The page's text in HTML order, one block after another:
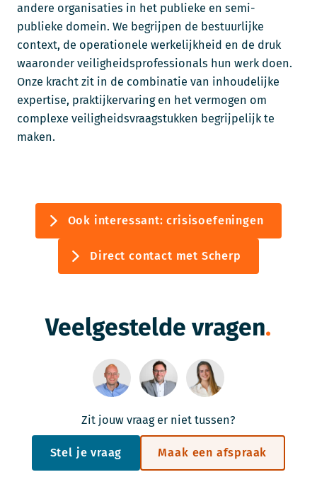
andere organisaties in het publieke en semi-
publieke domein. We begrijpen de bestuurlijke
context, de operationele werkelijkheid en de druk
waaronder veiligheidsprofessionals hun werk doen.
Onze kracht zit in de combinatie van inhoudelijke
expertise, praktijkervaring en het vermogen om
complexe veiligheidsvraagstukken begrijpelijk te
maken.
Ook interessant: crisisoefeningen
Direct contact met Scherp
Veelgestelde vragen
Zit jouw vraag er niet tussen?
Stel je vraag Maak een afspraak